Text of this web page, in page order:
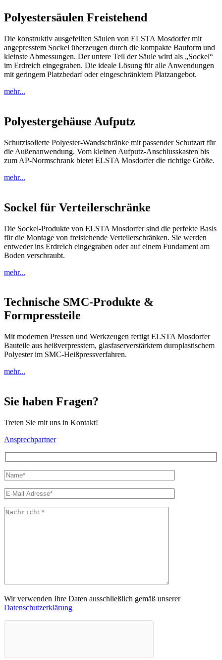
Polyestersäulen Freistehend
Die konstruktiv ausgefeilten Säulen von ELSTA Mosdorfer mit
angepresstem Sockel überzeugen durch die kompakte Bauform und
kleinste Abmessungen. Der untere Teil der Säule wird als „Sockel“
im Erdreich eingegraben. Die ideale Lösung für alle Anwendungen
mit geringem Platzbedarf oder eingeschränktem Platzangebot.
mehr...
Polyestergehäuse Aufputz
Schutzisolierte Polyester-Wandschränke mit passender Schutzart für
die Außenanwendung. Vom kleinen Aufputz-Anschlusskasten bis
zum AP-Normschrank bietet ELSTA Mosdorfer die richtige Größe.
mehr...
Sockel für Verteilerschränke
Die Sockel-Produkte von ELSTA Mosdorfer sind die perfekte Basis
für die Montage von freistehende Verteilerschränken. Sie werden
entweder ins Erdreich eingegraben oder auf einem Fundament am
Boden verschraubt.
mehr...
Technische SMC-Produkte &
Formpressteile
Mit modernen Pressen und Werkzeugen fertigt ELSTA Mosdorfer
Bauteile aus heißverpresstem, glasfaserverstärktem duroplastischem
Polyester im SMC-Heißpressverfahren.
mehr...
Sie haben Fragen?
Treten Sie mit uns in Kontakt!
Ansprechpartner
Wir verwenden Ihre Daten ausschließlich gemäß unserer
Datenschutzerklärung